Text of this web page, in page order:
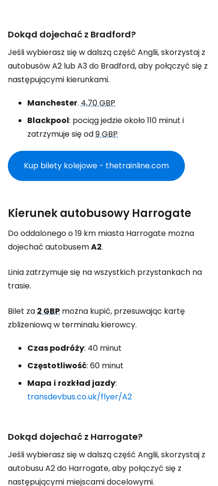
Dokąd dojechać z Bradford?
Jeśli wybierasz się w dalszą część Anglii, skorzystaj z
autobusów A2 lub A3 do Bradford, aby połączyć się z
następującymi kierunkami.
Manchester. 4,70 GBP
Blackpool: pociąg jedzie około 110 minut i
zatrzymuje się od9 GBP
Kup bilety kolejowe - thetrainline.com
Kierunek autobusowy Harrogate
Do oddalonego o 19 km miasta Harrogate można
dojechać autobusemA2.
Linia zatrzymuje się na wszystkich przystankach na
trasie.
Bilet za 2 GBP można kupić, przesuwając kartę
zbliżeniową w terminalu kierowcy.
Czas podróży: 40 minut
Częstotliwość: 60 minut
Mapa i rozkład jazdy:
transdevbus.co.uk/flyer/A2
Dokąd dojechać z Harrogate?
Jeśli wybierasz się w dalszą część Anglii, skorzystaj z
autobusu A2 do Harrogate, aby połączyć się z
następującymi miejscami docelowymi.